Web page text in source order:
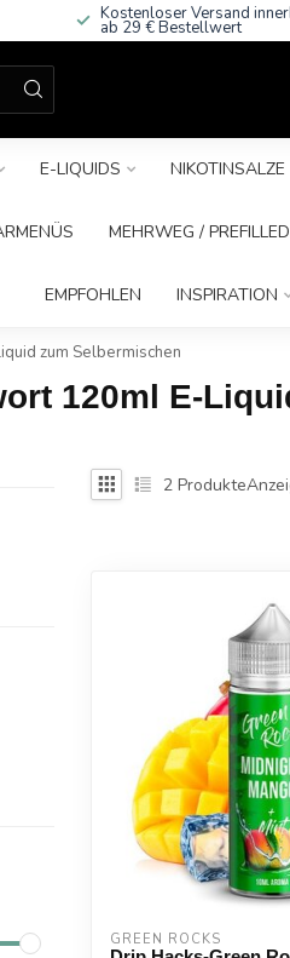
Kostenloser Versand
ab 29 € Bestellwert
E-LIQUIDS NIKOTINSALZE
MEHRWEG /
EMPFOHLEN INSPIRATION
zum Selbermischen
120ml E-
2 Produkte
GREEN ROCKS